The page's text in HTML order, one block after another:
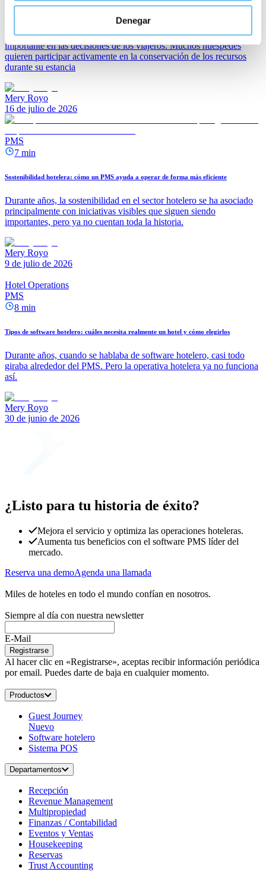
Denegar
La sostenibilidad se ha convertido en un aspecto cada vez más
importante en las decisiones de los viajeros. Muchos huéspedes
quieren participar activamente en la conservación de los recursos
durante su estancia
Mery Royo
16 de julio de 2026
PMS
7 min
Sostenibilidad hotelera: cómo un PMS ayuda a operar de forma más eficiente
Durante años, la sostenibilidad en el sector hotelero se ha asociado
principalmente con iniciativas visibles que siguen siendo
importantes, pero ya no cuentan toda la historia.
Mery Royo
9 de julio de 2026
Hotel Operations
PMS
8 min
Tipos de software hotelero: cuáles necesita realmente un hotel y cómo elegirlos
Durante años, cuando se hablaba de software hotelero, casi todo
giraba alrededor del PMS. Pero la operativa hotelera ya no funciona
así.
Mery Royo
30 de junio de 2026
¿Listo para tu historia de éxito?
Mejora el servicio y optimiza las operaciones hoteleras.
Aumenta tus beneficios con el software PMS líder del
mercado.
Reserva una demoAgenda una llamada
Miles de hoteles en todo el mundo confían en nosotros.
Siempre al día con nuestra newsletter
E-Mail
Registrarse
Al hacer clic en «Registrarse», aceptas recibir información periódica
por email. Puedes darte de baja en cualquier momento.
Productos
Guest Journey
Nuevo
Software hotelero
Sistema POS
Departamentos
Recepción
Revenue Management
Multipropiedad
Finanzas / Contabilidad
Eventos y Ventas
Housekeeping
Reservas
Trust Accounting